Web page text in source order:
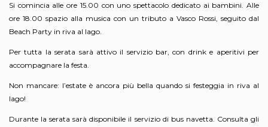
Si comincia alle ore 15.00 con uno spettacolo dedicato ai bambini. Alle
ore 18.00 spazio alla musica con un tributo a Vasco Rossi, seguito dal
Beach Party in riva al lago.
Per tutta la serata sarà attivo il servizio bar, con drink e aperitivi per
accompagnare la festa.
Non mancare: l’estate è ancora più bella quando si festeggia in riva al
lago!
Durante la serata sarà disponibile il servizio di bus navetta. Consulta gli